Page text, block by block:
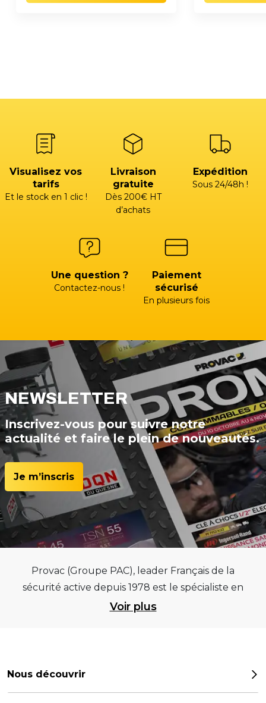
Visualisez vos
tarifs
Et le stock en 1 clic !
Livraison
gratuite
Dès 200€ HT
d’achats
Expédition
Sous 24/48h !
Une question ?
Contactez-nous !
Paiement
sécurisé
En plusieurs fois
NEWSLETTER
Inscrivez-vous pour suivre notre
actualité et faire le plein de nouveautés.
Je m’inscris
Provac (Groupe PAC), leader Français de la
sécurité active depuis 1978 est le spécialiste en
équipements pour garages et centres
meilleurs équipements sur des critères de
Voir plus
Nous découvrir